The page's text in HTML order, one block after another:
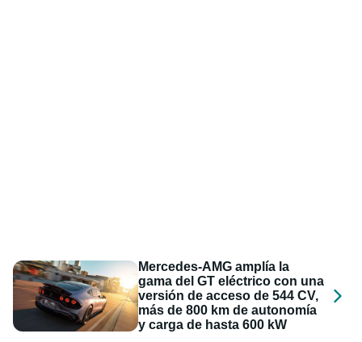
Mercedes-AMG amplía la
gama del GT eléctrico con una
versión de acceso de 544 CV,
más de 800 km de autonomía
y carga de hasta 600 kW